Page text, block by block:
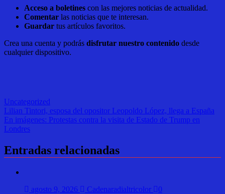
Acceso a boletines con las mejores noticias de actualidad.
Comentar las noticias que te interesan.
Guardar tus artículos favoritos.
Crea una cuenta y podrás disfrutar nuestro contenido desde
cualquier dispositivo.
Uncategorized
Navegación
de
Lilian Tintori, esposa del opositor Leopoldo López, llega a España
En imágenes: Protestas contra la visita de Estado de Trump en
Londres
Entradas relacionadas
agosto 9, 2026 Cadenaradialtricolor 0